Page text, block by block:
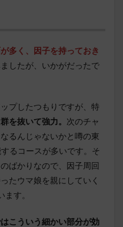
多く、因子を持っておき
したが、いかがだったで
プしたつもりですが、特
を抜いて強力。 次のチャ
るんじゃないかと噂の東
るコースが多いです。そ
ばかりなので、因子周回
たウマ娘を親にしていく
す。
こういう細かい部分が効